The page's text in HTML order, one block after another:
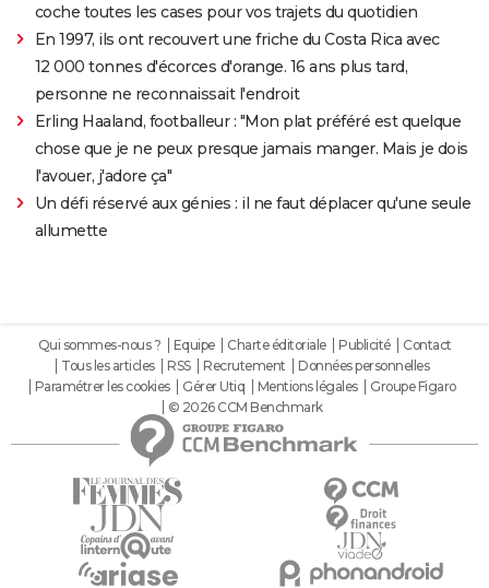
coche toutes les cases pour vos trajets du quotidien
En 1997, ils ont recouvert une friche du Costa Rica avec
12 000 tonnes d'écorces d'orange. 16 ans plus tard,
personne ne reconnaissait l'endroit
Erling Haaland, footballeur : "Mon plat préféré est quelque
chose que je ne peux presque jamais manger. Mais je dois
l'avouer, j'adore ça"
Un défi réservé aux génies : il ne faut déplacer qu'une seule
allumette
Qui sommes-nous ? Equipe Charte éditoriale Publicité
Contact
Tous les articles
RSS Recrutement
Données personnelles
Paramétrer les cookies
Gérer Utiq Mentions légales
Groupe Figaro
© 2026 CCM Benchmark